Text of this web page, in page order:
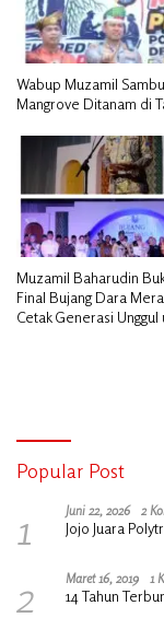
Wabup Muzamil
Mangrove Ditanam di
Muzamil Baharudin
Final Bujang Dara
Cetak Generasi Unggul
Popular Post
1 Juni 22, 2026 2
Jojo Juara
2 Maret 16, 2019 1
14 Tahun